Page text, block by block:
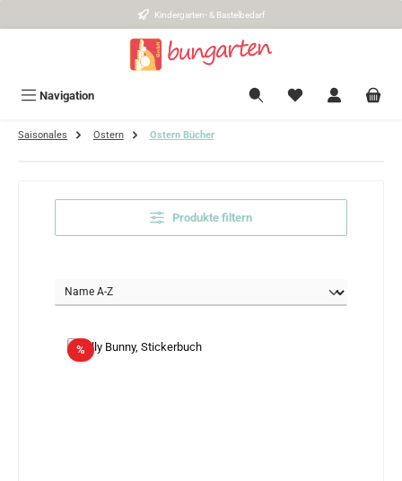
Kindergarten- & Bastelbedarf
Navigation
Saisonales Ostern Ostern Bücher
Produkte filtern
%Rabatt